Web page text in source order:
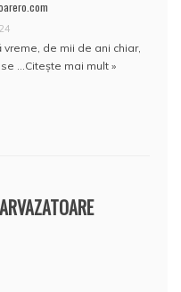
vreme, de mii de ani chiar,
… Citește mai mult »